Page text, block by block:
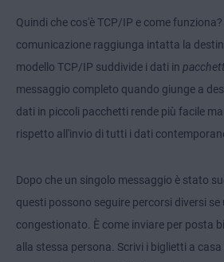
Quindi che cos'è TCP/IP e come
comunicazione raggiunga intatta la
modello TCP/IP suddivide i dati in
messaggio completo quando giunge a
dati in piccoli pacchetti rende più facile
rispetto all'invio di tutti i dati
Dopo che un singolo messaggio è stato
questi possono seguire percorsi diversi se
congestionato. È come inviare per posta
alla stessa persona. Scrivi i biglietti a